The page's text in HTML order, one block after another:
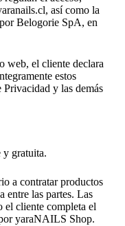
así como la
Belogorie SpA, en
web, el cliente declara
estos
y las demás
y gratuita.
a contratar productos
entre las partes. Las
el cliente completa el
yaraNAILS Shop.